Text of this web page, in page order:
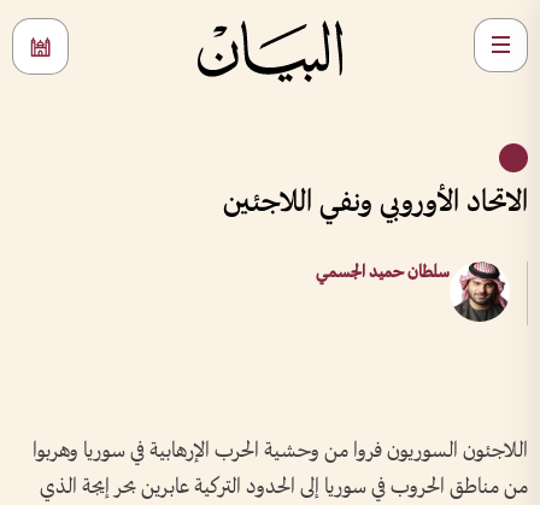
الاتحاد الأوروبي ونفي اللاجئين
سلطان حميد الجسمي
اللاجئون السوريون فروا من وحشية الحرب الإرهابية في سوريا وهربوا
من مناطق الحروب في سوريا إلى الحدود التركية عابرين بحر إيجة الذي